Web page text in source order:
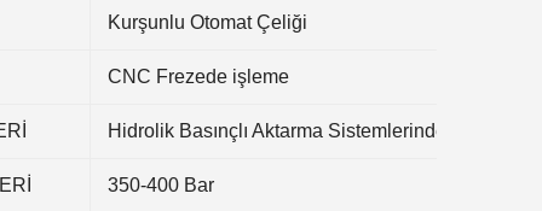
Kurşunlu Otomat Çeliği
CNC Frezede işleme
Hidrolik Basınçlı Aktarma Sistemlerinde
350-400 Bar